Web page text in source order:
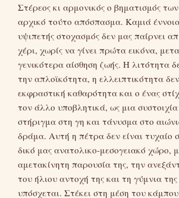
Στέρεος κι αρμονικός ο βηματισμός
αρχικό τούτο απόσπασμα. Καμιά
υψιπετής στοχασμός δεν μας παίρνει
χέρι, χωρίς να γίνει πρώτα εικόνα,
γενικότερα αίσθηση ζωής. Η λιτότητα
την απλοϊκότητα, η ελλειπτικότητα
εκφραστική καθαρότητα και ο ένας
τον άλλο υποβλητικά, ως μια
στήριγμα στη γη και τάνυσμα στο
δράμα. Αυτή η πέτρα δεν είναι τυχαίο
δικό μας ανατολικο-μεσογειακό χώρο,
αμετακίνητη παρουσία της, την
του ήλιου αντοχή της και τη γύμνια
υπόσχεται. Στέκει στη μέση του